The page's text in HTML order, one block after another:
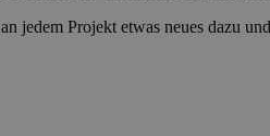
jedem Projekt etwas neues dazu